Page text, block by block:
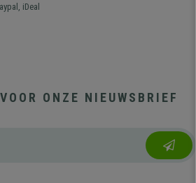
iDeal
ONZE NIEUWSBRIEF